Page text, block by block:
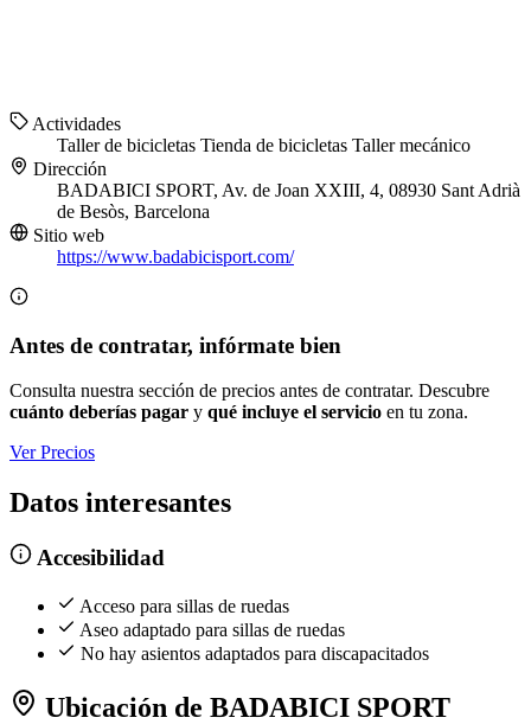
Actividades
Taller de bicicletas Tienda de bicicletas Taller mecánico
Dirección
BADABICI SPORT, Av. de Joan XXIII, 4, 08930 Sant Adrià
de Besòs, Barcelona
Sitio web
https://www.badabicisport.com/
Antes de contratar, infórmate bien
Consulta nuestra sección de precios antes de contratar. Descubre
cuánto deberías pagar y qué incluye el servicio en tu zona.
Ver Precios
Datos interesantes
Accesibilidad
Acceso para sillas de ruedas
Aseo adaptado para sillas de ruedas
No hay asientos adaptados para discapacitados
Ubicación de BADABICI SPORT